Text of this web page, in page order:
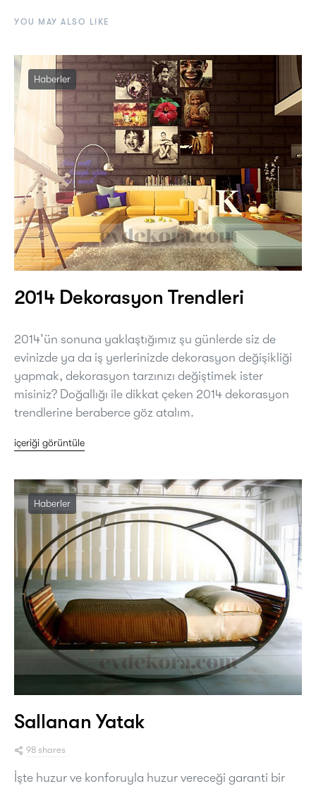
YOU MAY ALSO LIKE
Haberler
2014 Dekorasyon Trendleri
2014’ün sonuna yaklaştığımız şu günlerde siz de
evinizde ya da iş yerlerinizde dekorasyon değişikliği
yapmak, dekorasyon tarzınızı değiştimek ister
misiniz? Doğallığı ile dikkat çeken 2014 dekorasyon
trendlerine beraberce göz atalım.
içeriği görüntüle
Haberler
Sallanan Yatak
98 shares
İşte huzur ve konforuyla huzur vereceği garanti bir